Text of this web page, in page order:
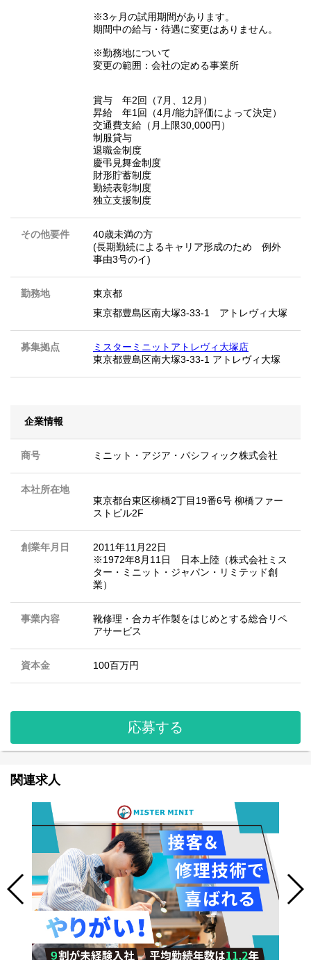
※3ヶ月の試用期間があります。
期間中の給与・待遇に変更はありません。
※勤務地について
変更の範囲：会社の定める事業所
賞与 年2回（7月、12月）
昇給 年1回（4月/能力評価によって決定）
交通費支給（月上限30,000円）
制服貸与
退職金制度
慶弔見舞金制度
財形貯蓄制度
勤続表彰制度
独立支援制度
その他要件
40歳未満の方
(長期勤続によるキャリア形成のため 例外
事由3号のイ)
勤務地
東京都
東京都豊島区南大塚3-33-1 アトレヴィ大塚
募集拠点
ミスターミニットアトレヴィ大塚店
東京都豊島区南大塚3-33-1 アトレヴィ大塚
企業情報
商号 ミニット・アジア・パシフィック株式会社
本社所在地
東京都台東区柳橋2丁目19番6号 柳橋ファー
ストビル2F
創業年月日
2011年11月22日
※1972年8月11日 日本上陸（株式会社ミス
ター・ミニット・ジャパン・リミテッド創
業）
事業内容
靴修理・合カギ作製をはじめとする総合リペ
アサービス
資本金 100百万円
応募する
関連求人